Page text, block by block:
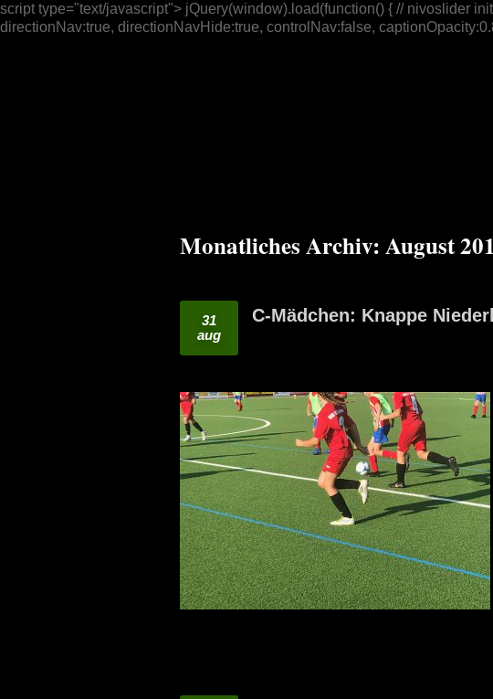
script type="text/javascript"> jQuery(window).load(function() { // nivoslider
directionNav:true, directionNavHide:true, controlNav:false,
Monatliches Archiv:August
31
aug
C-Mädchen: Knappe